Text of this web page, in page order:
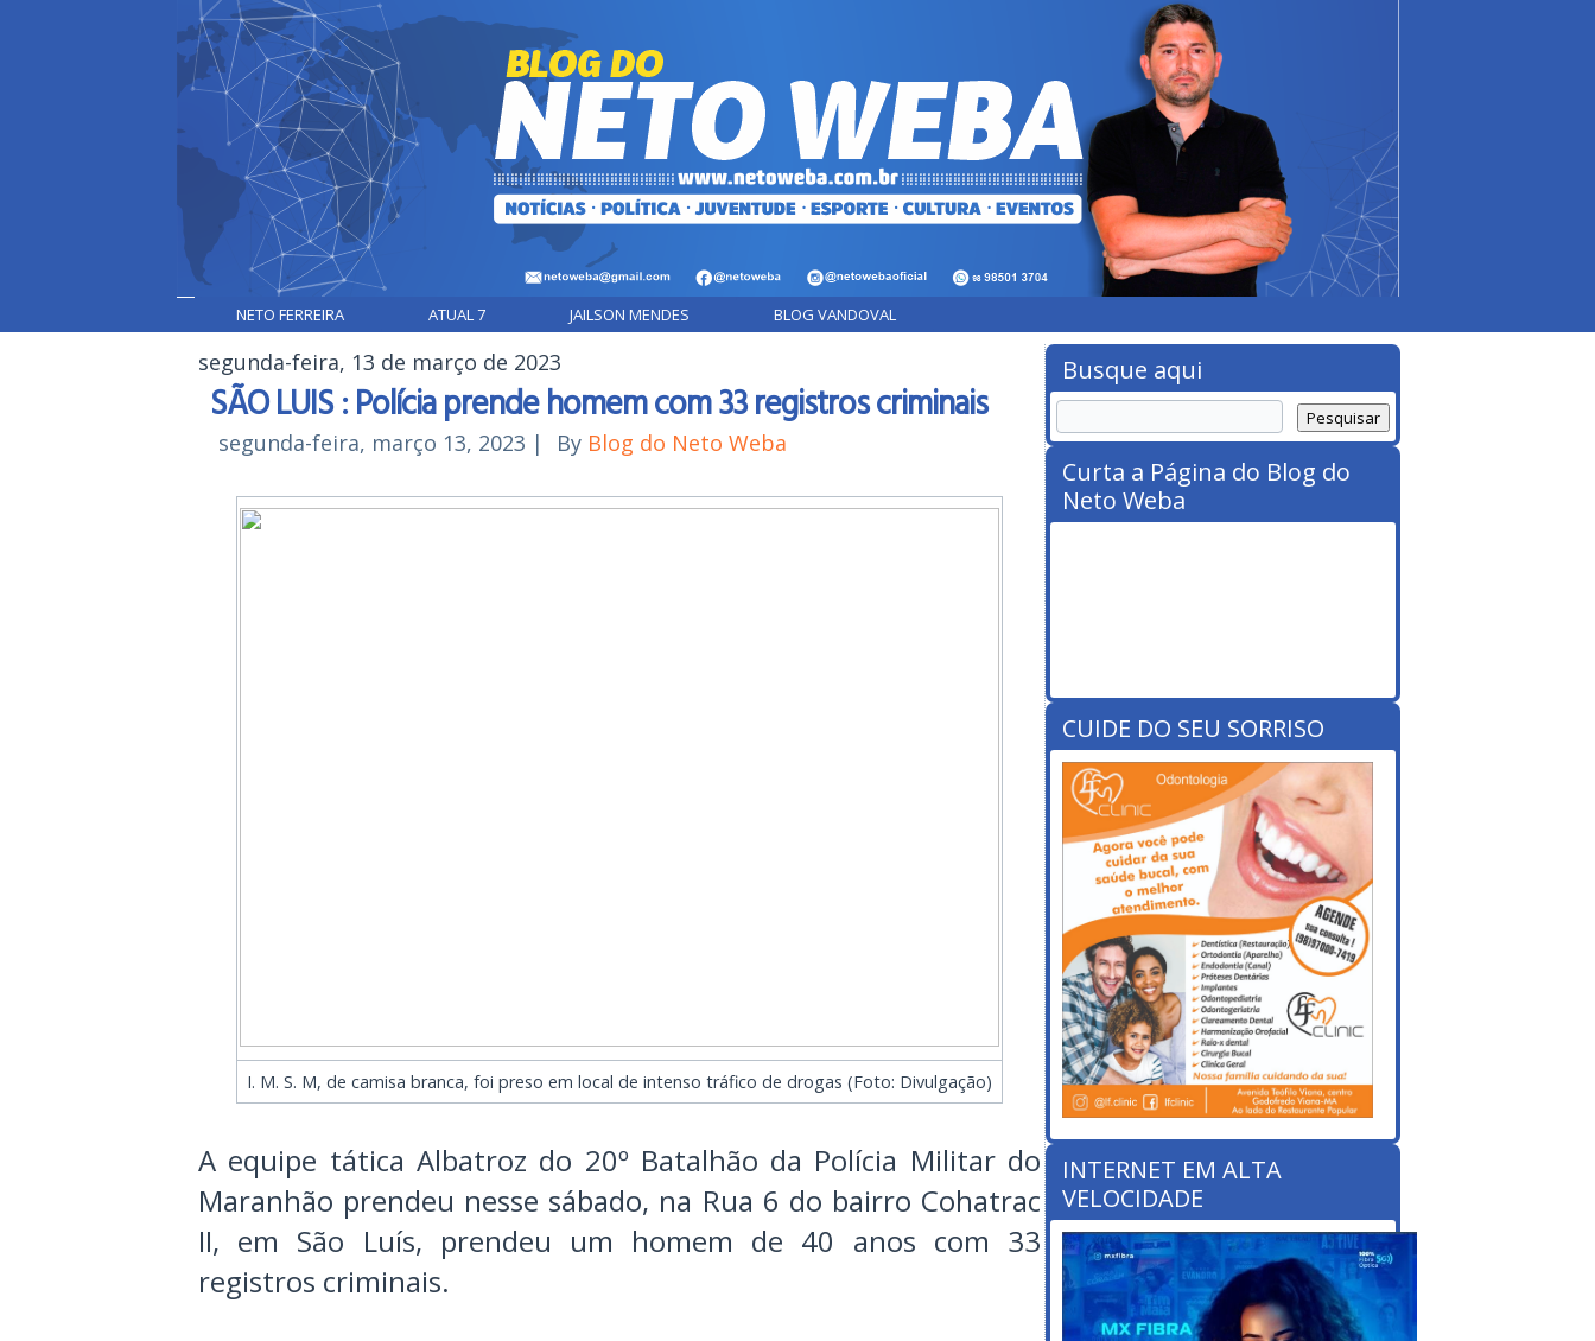
NETO FERREIRA ATUAL 7 JAILSON MENDES BLOG VANDOVAL
segunda-feira, 13 de março de 2023
SÃO LUIS : Polícia prende homem com 33 registros criminais
segunda-feira, março 13, 2023 | By Blog do Neto Weba
I. M. S. M, de camisa branca, foi preso em local de intenso tráfico de drogas (Foto: Divulgação)
A equipe tática Albatroz do 20º Batalhão da Polícia Militar do
Maranhão prendeu nesse sábado, na Rua 6 do bairro Cohatrac
II, em São Luís, prendeu um homem de 40 anos com 33
registros criminais.
Busque aqui
Curta a Página do Blog do
Neto Weba
CUIDE DO SEU SORRISO
INTERNET EM ALTA
VELOCIDADE